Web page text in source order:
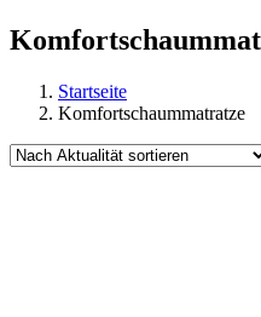
Startseite
Komfortschaummatratze